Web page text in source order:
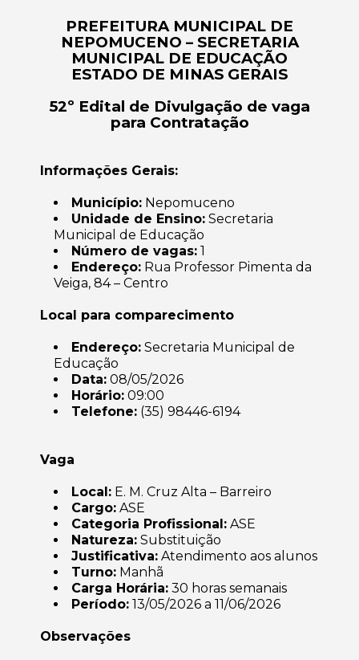
PREFEITURA MUNICIPAL DE
NEPOMUCENO – SECRETARIA
MUNICIPAL DE EDUCAÇÃO
ESTADO DE MINAS GERAIS
52º Edital de Divulgação de vaga
para Contratação
Informações Gerais:
Município: Nepomuceno
Unidade de Ensino: Secretaria
Municipal de Educação
Número de vagas: 1
Endereço: Rua Professor Pimenta da
Veiga, 84 – Centro
Local para comparecimento
Endereço: Secretaria Municipal de
Educação
Data: 08/05/2026
Horário: 09:00
Telefone: (35) 98446-6194
Vaga
Local: E. M. Cruz Alta – Barreiro
Cargo: ASE
Categoria Profissional: ASE
Natureza: Substituição
Justificativa: Atendimento aos alunos
Turno: Manhã
Carga Horária: 30 horas semanais
Período: 13/05/2026 a 11/06/2026
Observações